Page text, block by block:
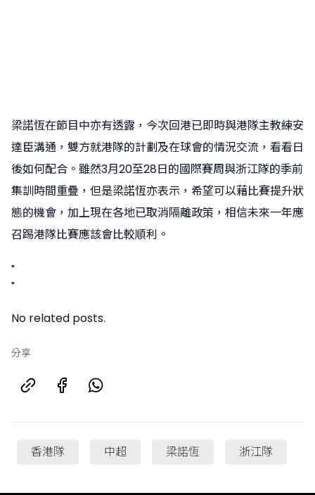
梁諾恆在節目中亦有透露，今次回港已即時與港隊主教練安
達臣溝通，雙方就港隊的計劃及在球會的情況交流，看看日
後如何配合。雖然3月20至28日的國際賽周與浙江隊的季前
集訓時間重疊，但是梁諾恆亦表示，希望可以藉比賽提升狀
態的機會，加上現在各地已取消隔離政策，相信未來一年應
召踢港隊比賽應該會比較順利。
"
"
No related posts.
分享
香港隊 中超 梁諾恆 浙江隊